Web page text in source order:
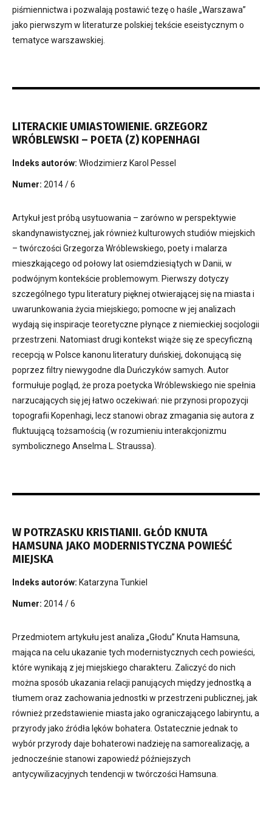
piśmiennictwa i pozwalają postawić tezę o haśle „Warszawa”
jako pierwszym w literaturze polskiej tekście eseistycznym o
tematyce warszawskiej.
LITERACKIE UMIASTOWIENIE. GRZEGORZ
WRÓBLEWSKI – POETA (Z) KOPENHAGI
Indeks autorów: Włodzimierz Karol Pessel
Numer: 2014 / 6
Artykuł jest próbą usytuowania – zarówno w perspektywie
skandynawistycznej, jak również kulturowych studiów miejskich
– twórczości Grzegorza Wróblewskiego, poety i malarza
mieszkającego od połowy lat osiemdziesiątych w Danii, w
podwójnym kontekście problemowym. Pierwszy dotyczy
szczególnego typu literatury pięknej otwierającej się na miasta i
uwarunkowania życia miejskiego; pomocne w jej analizach
wydają się inspiracje teoretyczne płynące z niemieckiej socjologii
przestrzeni. Natomiast drugi kontekst wiąże się ze specyficzną
recepcją w Polsce kanonu literatury duńskiej, dokonującą się
poprzez filtry niewygodne dla Duńczyków samych. Autor
formułuje pogląd, że proza poetycka Wróblewskiego nie spełnia
narzucających się jej łatwo oczekiwań: nie przynosi propozycji
topografii Kopenhagi, lecz stanowi obraz zmagania się autora z
fluktuującą tożsamością (w rozumieniu interakcjonizmu
symbolicznego Anselma L. Straussa).
W POTRZASKU KRISTIANII. GŁÓD KNUTA
HAMSUNA JAKO MODERNISTYCZNA POWIEŚĆ
MIEJSKA
Indeks autorów: Katarzyna Tunkiel
Numer: 2014 / 6
Przedmiotem artykułu jest analiza „Głodu” Knuta Hamsuna,
mająca na celu ukazanie tych modernistycznych cech powieści,
które wynikają z jej miejskiego charakteru. Zaliczyć do nich
można sposób ukazania relacji panujących między jednostką a
tłumem oraz zachowania jednostki w przestrzeni publicznej, jak
również przedstawienie miasta jako ograniczającego labiryntu, a
przyrody jako źródła lęków bohatera. Ostatecznie jednak to
wybór przyrody daje bohaterowi nadzieję na samorealizację, a
jednocześnie stanowi zapowiedź późniejszych
antycywilizacyjnych tendencji w twórczości Hamsuna.